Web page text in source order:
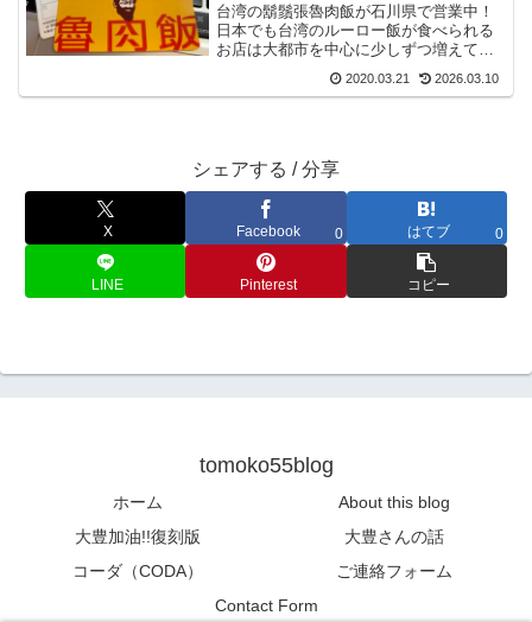
台湾の鬍鬚張魯肉飯が石川県で営業中！
日本でも台湾のルーロー飯が食べられる
お店は大都市を中心に少しずつ増えてい
石川県の野々市市...2020.03.21 2026.03.10
シェアする / 分享
X Facebook 0 はてブ 0
LINE Pinterest コピー
tomoko55blog
ホーム
About this blog
大豊加油!!復刻版
大豊さんの話
コーダ（CODA）
ご連絡フォーム
Contact Form